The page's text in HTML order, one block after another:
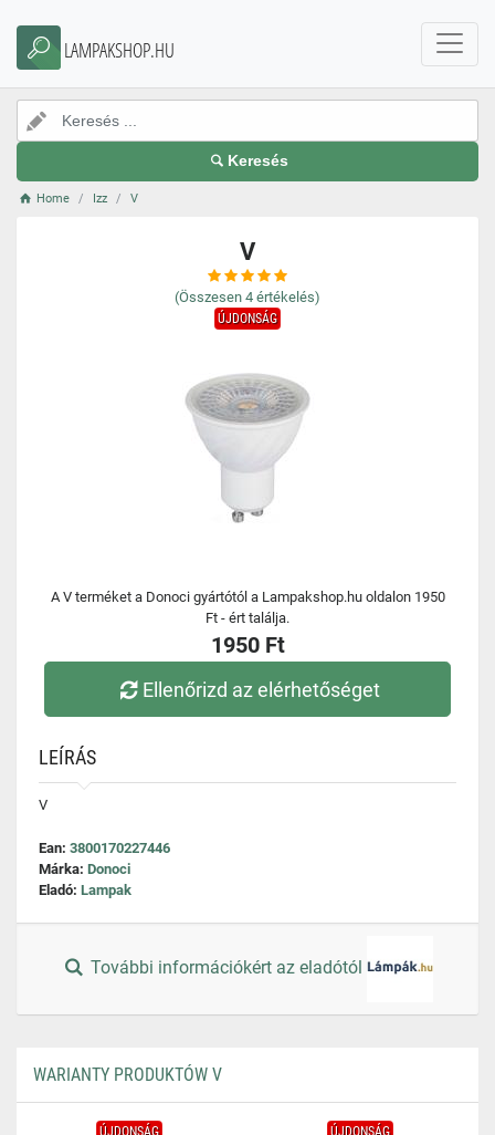
LAMPAKSHOP.HU
Keresés
Home Izz V
V
(Összesen 4 értékelés)
ÚJDONSÁG
A V terméket a Donoci gyártótól a Lampakshop.hu oldalon 1950
Ft - ért találja.
1950 Ft
Ellenőrizd az elérhetőséget
LEÍRÁS
V
Ean: 3800170227446
Márka: Donoci
Eladó: Lampak
További információkért az eladótól
WARIANTY PRODUKTÓW V
ÚJDONSÁG ÚJDONSÁG